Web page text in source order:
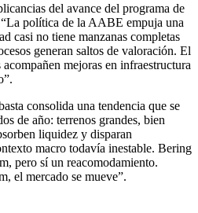
del avance del programa de
política de la AABE empuja una
casi no tiene manzanas completas
generan saltos de valoración. El
mejoras en infraestructura
consolida una tendencia que se
de año: terrenos grandes, bien
liquidez y disparan
macro todavía inestable. Bering
pero sí un reacomodamiento.
el mercado se mueve”.